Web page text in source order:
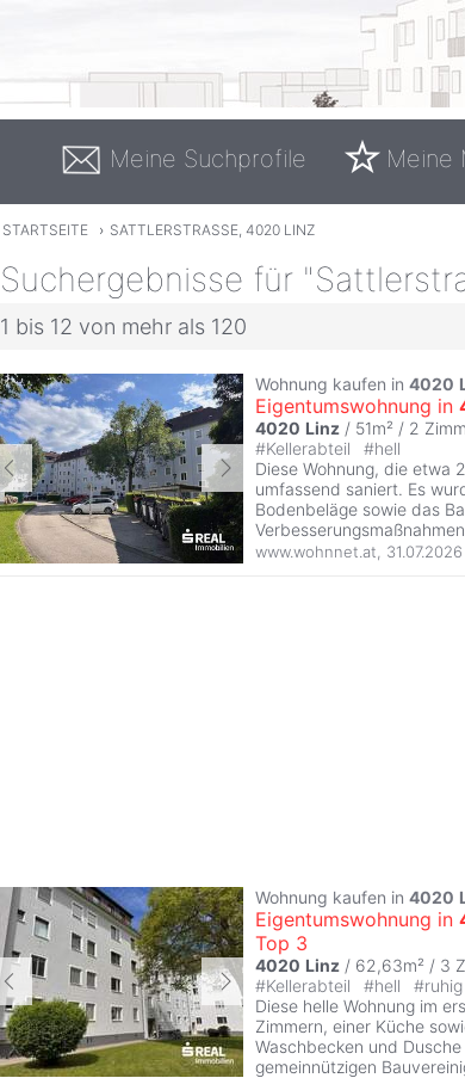
Meine Suchprofile Meine
STARTSEITE › SATTLERSTRASSE, 4020 LINZ
Suchergebnisse für
1 bis 12 von mehr als 120
Wohnung kaufen in 4020
Eigentumswohnung in
4020 Linz / 51m² / 2
#Kellerabteil #hell
Diese Wohnung, die etwa
umfassend saniert. Es
Bodenbeläge sowie das
Verbesserungsmaßnahmen
www.wohnnet.at 31.07.2026
Wohnung kaufen in 4020
Eigentumswohnung in
Top 3
4020 Linz / 62,63m² / 3
#Kellerabteil #hell #ruhig
Diese helle Wohnung im
Zimmern, einer Küche
Waschbecken und
gemeinnützigen